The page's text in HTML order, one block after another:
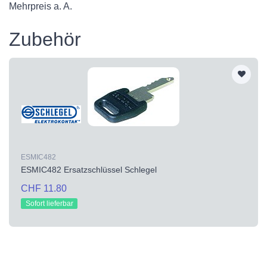
Mehrpreis a. A.
Zubehör
ESMIC482
ESMIC482 Ersatzschlüssel Schlegel
CHF 11.80
Sofort lieferbar